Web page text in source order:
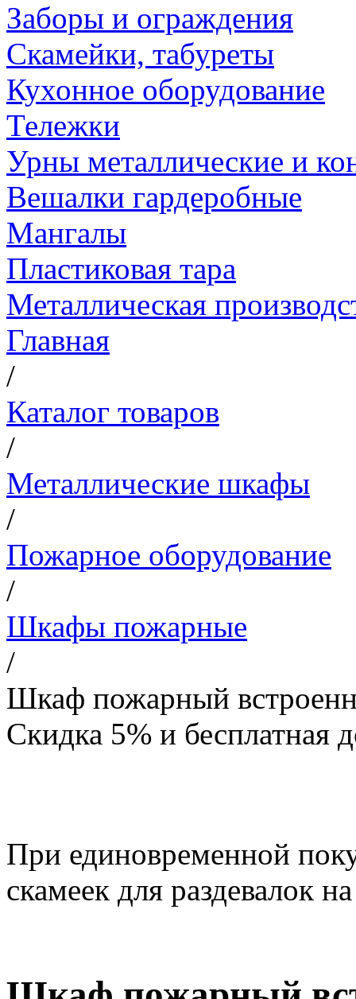
Заборы и ограждения
Скамейки, табуреты
Кухонное оборудование
Тележки
Урны металлические и
Вешалки гардеробные
Мангалы
Пластиковая тара
Металлическая
Главная
/
Каталог товаров
/
Металлические шкафы
/
Пожарное оборудование
/
Шкафы пожарные
/
Шкаф пожарный
Скидка 5% и бесплатная
При единовременной
скамеек для раздевалок